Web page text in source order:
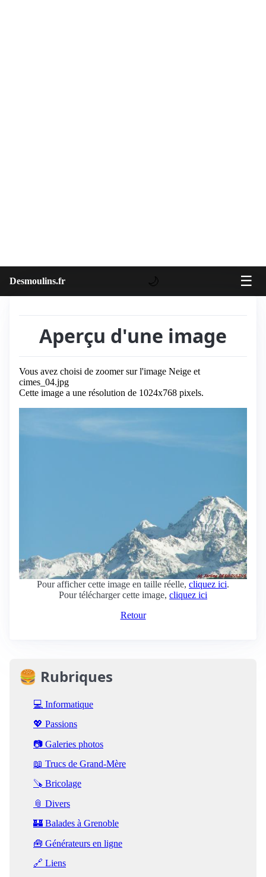
Desmoulins.fr 🌙 ☰
Aperçu d'une image
Vous avez choisi de zoomer sur l'image Neige et
cimes_04.jpg
Cette image a une résolution de 1024x768 pixels.
Pour afficher cette image en taille réelle, cliquez ici.
Pour télécharger cette image, cliquez ici
Retour
🍔 Rubriques
💻 Informatique
💖 Passions
📷 Galeries photos
📖 Trucs de Grand-Mère
🪚 Bricolage
📎 Divers
🏰 Balades à Grenoble
🧰 Générateurs en ligne
🔗 Liens